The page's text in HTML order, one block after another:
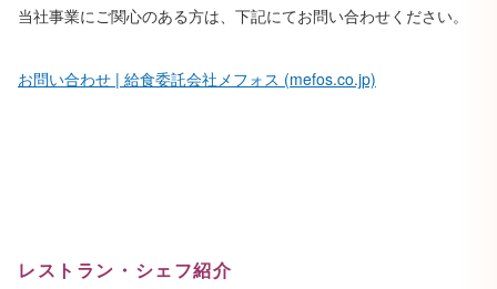
当社事業にご関心のある方は、下記にてお問い合わせください。
お問い合わせ | 給食委託会社メフォス (mefos.co.jp)
レストラン・シェフ紹介